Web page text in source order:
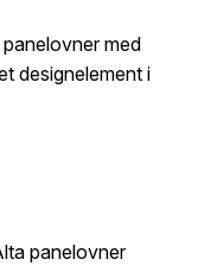
med
designelement i
panelovner